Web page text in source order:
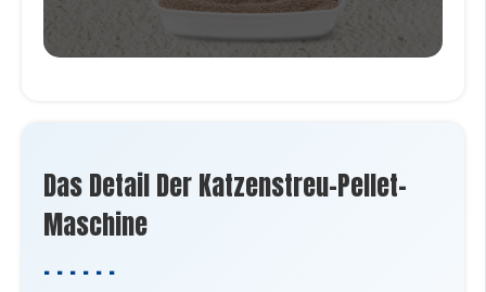
Das Detail DerKatzenstreu-Pellet-
Maschine